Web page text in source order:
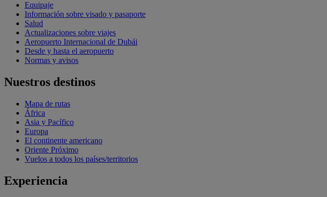
Equipaje
Información sobre visado y pasaporte
Salud
Actualizaciones sobre viajes
Aeropuerto Internacional de Dubái
Desde y hasta el aeropuerto
Normas y avisos
Nuestros destinos
Mapa de rutas
África
Asia y Pacífico
Europa
El continente americano
Oriente Próximo
Vuelos a todos los países/territorios
Experiencia